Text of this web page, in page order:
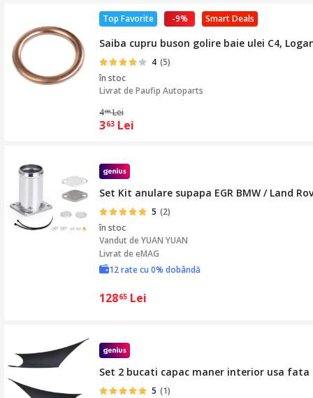
Smart Deals
-9%
Top Favorite
Saiba cupru buson golire baie ulei C4,
4 (5)
în stoc
Livrat dePaufip Autoparts
400 Lei
363 Lei
Set Kit anulare supapa EGR BMW / Land
5 (2)
în stoc
Vandut deYUAN YUAN
Livrat de eMAG
12 rate cu 0% dobândă
12865 Lei
Set 2 bucati capac maner interior usa fata
5 (1)